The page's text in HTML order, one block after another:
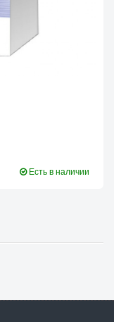
Есть в наличии